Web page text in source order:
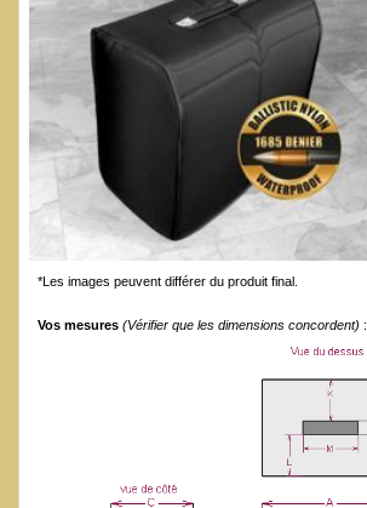
*Les images peuvent différer du produit final.
Vos mesures (Vérifier que les dimensions concordent) :